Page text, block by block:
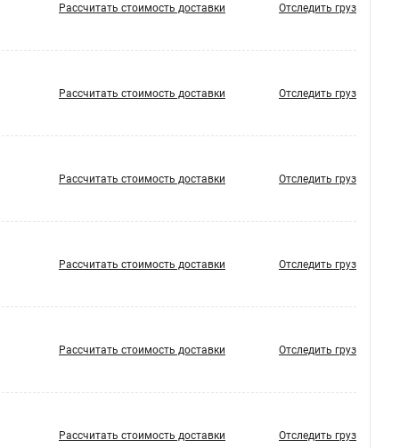
Рассчитать стоимость доставки Отследить груз
Рассчитать стоимость доставки Отследить груз
Рассчитать стоимость доставки Отследить груз
Рассчитать стоимость доставки Отследить груз
Рассчитать стоимость доставки Отследить груз
Рассчитать стоимость доставки Отследить груз